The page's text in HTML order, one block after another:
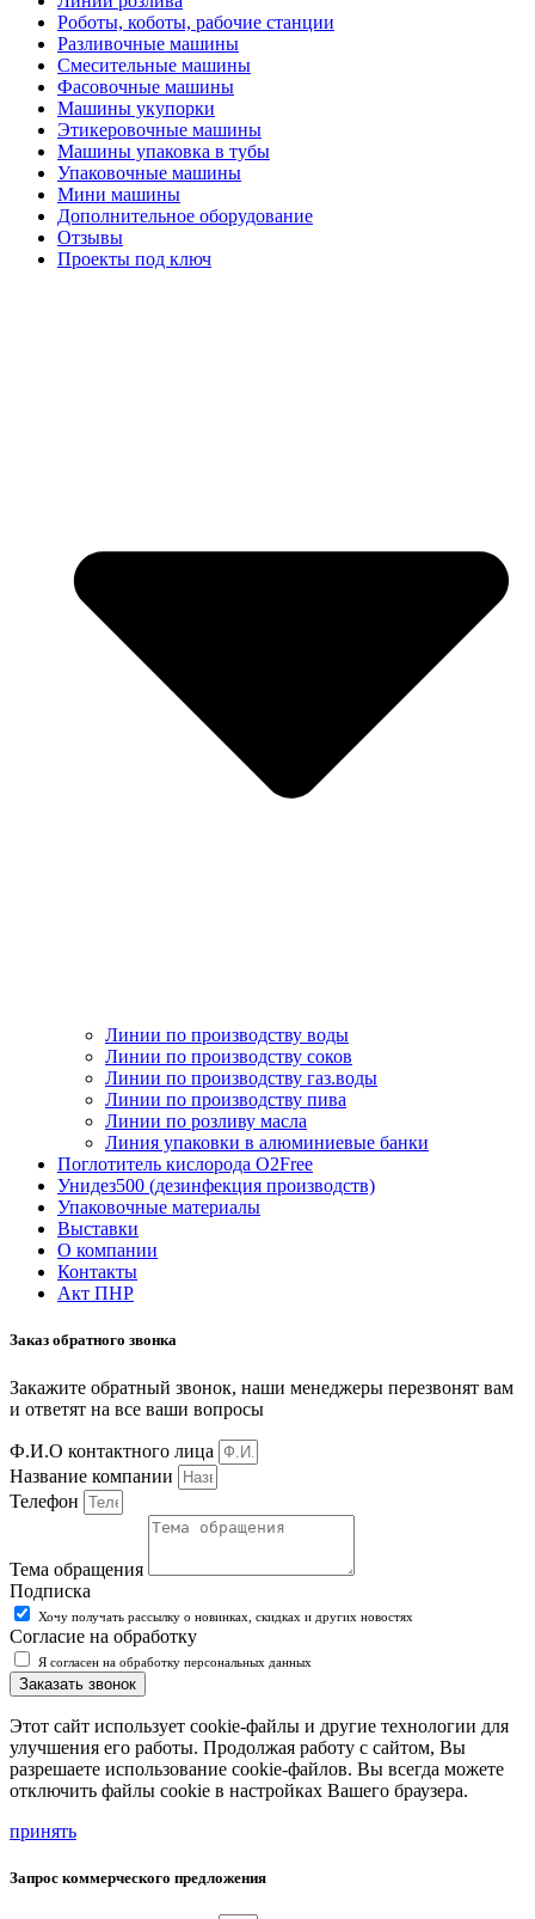
Роботы, коботы, рабочие станции
Разливочные машины
Смесительные машины
Фасовочные машины
Машины укупорки
Этикеровочные машины
Машины упаковка в тубы
Упаковочные машины
Мини машины
Дополнительное оборудование
Отзывы
Проекты под ключ
Линии по производству воды
Линии по производству соков
Линии по производству газ.воды
Линии по производству пива
Линии по розливу масла
Линия упаковки в алюминиевые банки
Поглотитель кислорода O2Free
Унидез500 (дезинфекция производств)
Упаковочные материалы
Выставки
О компании
Контакты
Акт ПНР
Заказ обратного звонка
Закажите обратный звонок, наши менеджеры перезвонят вам
и ответят на все ваши вопросы
Ф.И.О контактного лица
Название компании
Телефон
Тема обращения
Подписка
Хочу получать рассылку о новинках, скидках и других новостях
Согласие на обработку
Я согласен на обработку персональных данных
Заказать звонок
Этот сайт использует cookie-файлы и другие технологии для
улучшения его работы. Продолжая работу с сайтом, Вы
разрешаете использование cookie-файлов. Вы всегда можете
отключить файлы cookie в настройках Вашего браузера.
принять
Запрос коммерческого предложения